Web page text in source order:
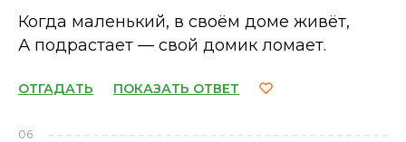
Когда маленький, в своём доме живёт,
А подрастает — свой домик ломает.
ОТГАДАТЬ ПОКАЗАТЬ ОТВЕТ
06